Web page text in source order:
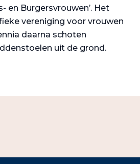
en Burgersvrouwen’. Het
vereniging voor vrouwen
daarna schoten
uit de grond.